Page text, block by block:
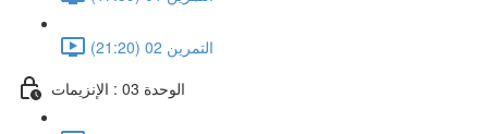
التمرين 02 (21:20)
الوحدة 03 : الإنزيمات